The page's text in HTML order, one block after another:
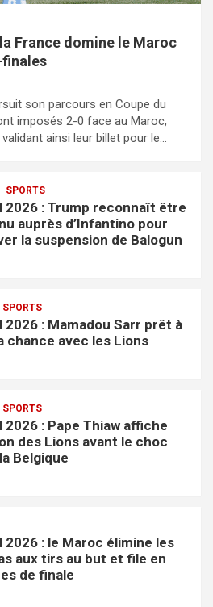
France domine le Maroc
son parcours en Coupe du
imposés 2-0 face au Maroc,
ainsi leur billet pour le…
SPORTS
2026 : Trump reconnaît être
auprès d’Infantino pour
la suspension de Balogun
SPORTS
2026 : Mamadou Sarr prêt à
chance avec les Lions
SPORTS
2026 : Pape Thiaw affiche
des Lions avant le choc
Belgique
2026 : le Maroc élimine les
aux tirs au but et file en
de finale